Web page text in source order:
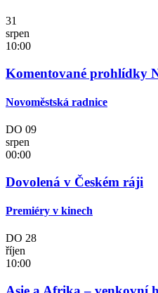
31
srpen
10:00
Komentované prohlídky
Novoměstská radnice
DO 09
srpen
00:00
Dovolená v Českém ráji
Premiéry v kinech
DO 28
říjen
10:00